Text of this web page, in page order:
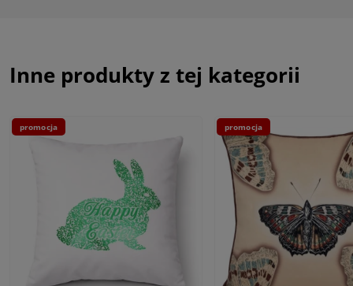
Inne produkty z tej kategorii
promocja promocja